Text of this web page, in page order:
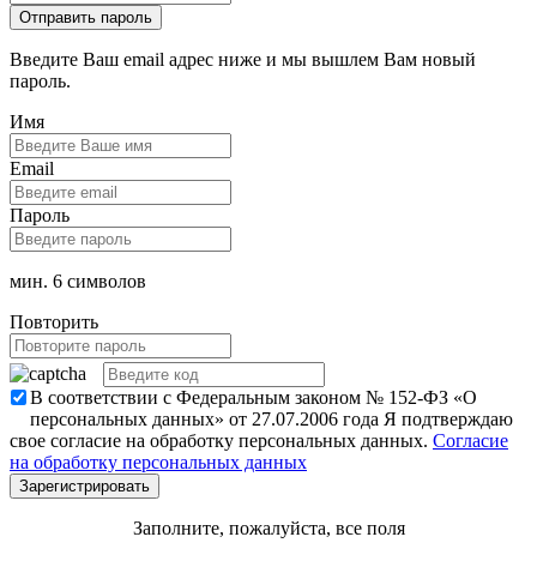
Введите Ваш email адрес ниже и мы вышлем Вам новый
пароль.
Имя
Email
Пароль
мин. 6 символов
Повторить
В соответствии с Федеральным законом № 152-ФЗ «О
персональных данных» от 27.07.2006 года Я подтверждаю
свое согласие на обработку персональных данных. Согласие
на обработку персональных данных
Заполните, пожалуйста, все поля